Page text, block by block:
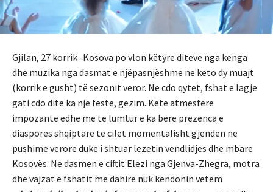
Gjilan, 27 korrik -Kosova po vlon këtyre diteve nga kenga
dhe muzika nga dasmat e njëpasnjëshme ne keto dy muajt
(korrik e gusht) të sezonit veror. Ne cdo qytet, fshat e lagje
gati cdo dite ka nje feste, gezim..Kete atmesfere
impozante edhe me te lumtur e ka bere prezenca e
diaspores shqiptare te cilet momentalisht gjenden ne
pushime verore duke i shtuar lezetin vendlidjes dhe mbare
Kosovës. Ne dasmen e ciftit Elezi nga Gjenva-Zhegra, motra
dhe vajzat e fshatit me dahire nuk kendonin vetem